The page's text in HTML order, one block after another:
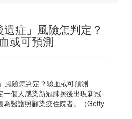
症」風險怎判定？
或可預測
一個人感染新冠肺炎後出現新冠
為醫護照顧染疫住院者。（Getty